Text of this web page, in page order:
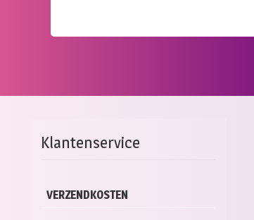
Klantenservice
VERZENDKOSTEN